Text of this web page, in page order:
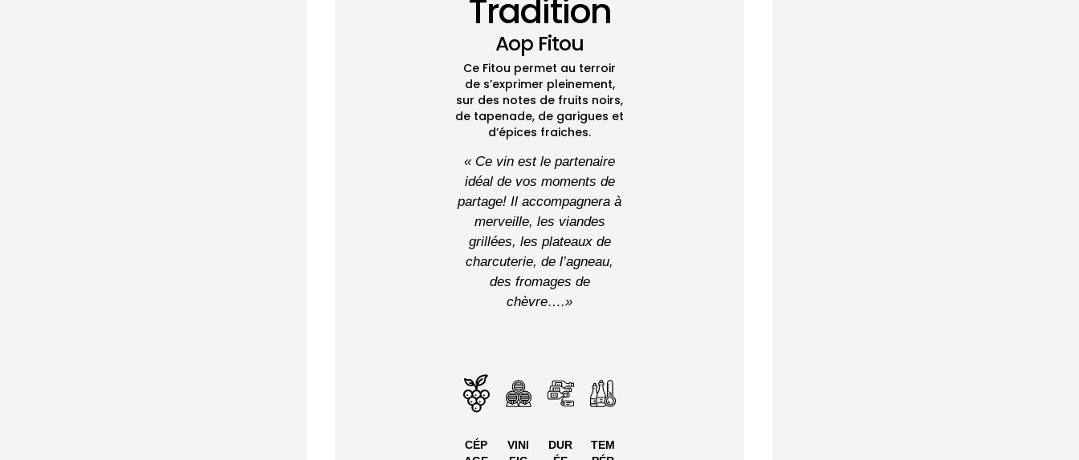
Tradition
Aop Fitou
Ce Fitou permet au terroir
de s’exprimer pleinement,
sur des notes de fruits noirs,
de tapenade, de garigues et
d’épices fraiches.
« Ce vin est le partenaire
idéal de vos moments de
partage! Il accompagnera à
merveille, les viandes
grillées, les plateaux de
charcuterie, de l’agneau,
des fromages de
chèvre….»
CÉP
VINI
DUR
TEM